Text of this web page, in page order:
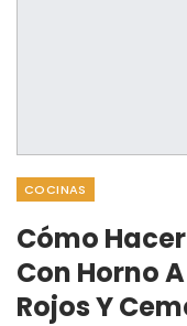
COCINAS
Cómo
Con Horno
Rojos Y